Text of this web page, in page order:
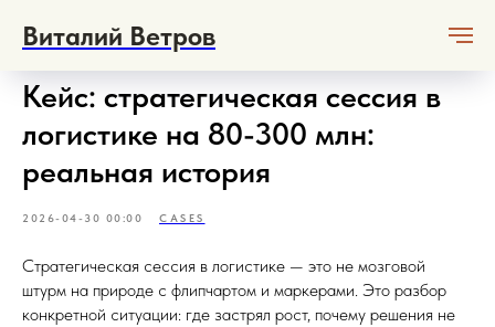
Виталий Ветров
Кейс: стратегическая сессия в
логистике на 80-300 млн:
реальная история
2026-04-30 00:00 CASES
Стратегическая сессия в логистике — это не мозговой
штурм на природе с флипчартом и маркерами. Это разбор
конкретной ситуации: где застрял рост, почему решения не